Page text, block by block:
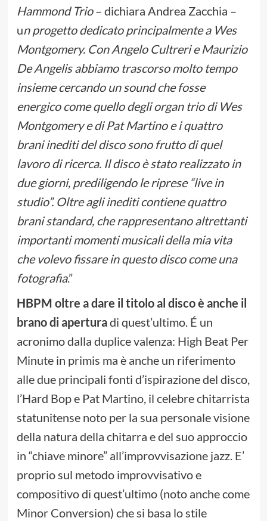
Hammond Trio– dichiara Andrea Zacchia –
un progetto dedicato principalmente a Wes
Montgomery. Con Angelo Cultreri e Maurizio
De Angelis abbiamo trascorso molto tempo
insieme cercando un sound che fosse
energico come quello degli organ trio di Wes
Montgomery e di Pat Martino e i quattro
brani inediti del disco sono frutto di quel
lavoro di ricerca. Il disco è stato realizzato in
due giorni, prediligendo le riprese “live in
studio”. Oltre agli inediti contiene quattro
brani standard, che rappresentano altrettanti
importanti momenti musicali della mia vita
che volevo fissare in questo disco come una
fotografia.”
HBPM oltre a dare il titolo al disco è anche il
brano di aperturadi quest’ultimo. É un
acronimo dalla duplice valenza: High Beat Per
Minute in primis ma è anche un riferimento
alle due principali fonti d’ispirazione del disco,
l’Hard Bop e Pat Martino, il celebre chitarrista
statunitense noto per la sua personale visione
della natura della chitarra e del suo approccio
in “chiave minore” all’improvvisazione jazz. E’
proprio sul metodo improvvisativo e
compositivo di quest’ultimo (noto anche come
Minor Conversion) che si basa lo stile